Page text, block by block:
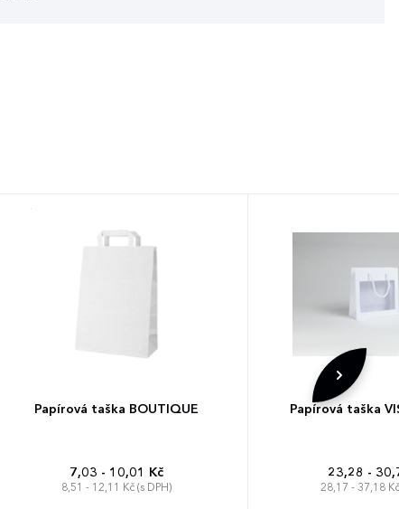
Papírová taška BOUTIQUE
7,03 - 10,01 Kč
8,51 - 12,11 Kč (s DPH)
Papírová taška
23,28 -
28,17 - 37,18 Kč